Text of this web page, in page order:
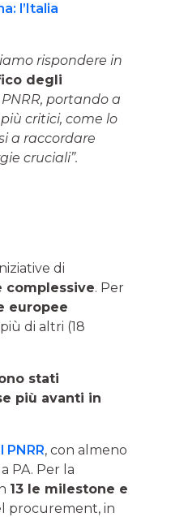
l’Italia
rispondere in
degli
portando a
critici, come lo
a raccordare
cruciali”.
di
. Per
europee
di altri (18
stati
più avanti in
, con almeno
PA. Per la
13 le milestone e
procurement, in